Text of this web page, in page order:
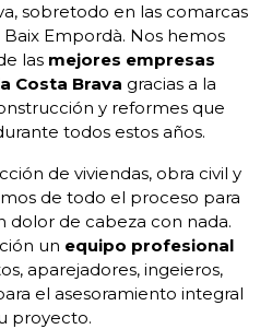
sobretodo en las comarcas
Empordà. Nos hemos
las mejores empresas
Costa Brava gracias a la
y reformes que
todos estos años.
de viviendas, obra civil y
de todo el proceso para
dolor de cabeza con nada.
un equipo profesional
aparejadores, ingeieros,
el asesoramiento integral
proyecto.